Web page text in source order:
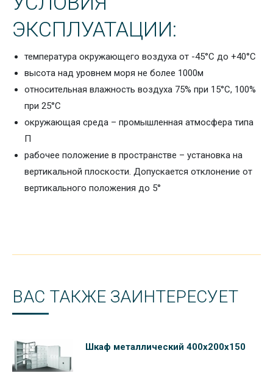
ЭКСПЛУАТАЦИИ:
температура окружающего воздуха от -45°С до +40°С
высота над уровнем моря не более 1000м
относительная влажность воздуха 75% при 15°С, 100%
при 25°С
окружающая среда – промышленная атмосфера типа
П
рабочее положение в пространстве – установка на
вертикальной плоскости. Допускается отклонение от
вертикального положения до 5°
ВАС ТАКЖЕ ЗАИНТЕРЕСУЕТ
Шкаф металлический 400х200х150